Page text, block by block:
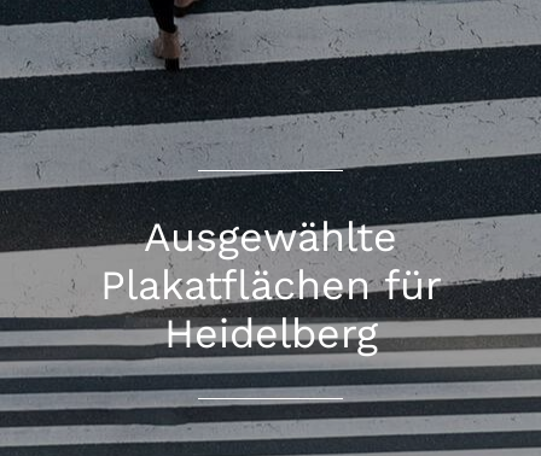
Ausgewählte
Plakatflächen für
Heidelberg